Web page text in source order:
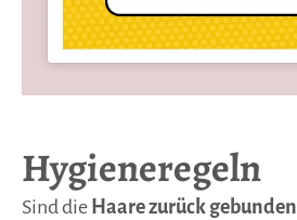
Hygieneregeln
Sind die Haare zurück gebunden